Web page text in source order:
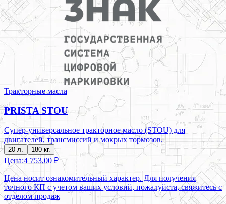
Тракторные масла
PRISTA STOU
Супер-универсальное тракторное масло (STOU) для
двигателей, трансмиссий и мокрых тормозов.
20 л. 180 кг.
Цена:4 753,00 ₽
Цена носит ознакомительный характер. Для получения
точного КП с учетом ваших условий, пожалуйста, свяжитесь с
отделом продаж